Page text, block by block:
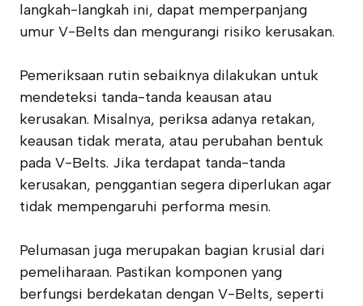
langkah-langkah ini, dapat memperpanjang
umur V-Belts dan mengurangi risiko kerusakan.
Pemeriksaan rutin sebaiknya dilakukan untuk
mendeteksi tanda-tanda keausan atau
kerusakan. Misalnya, periksa adanya retakan,
keausan tidak merata, atau perubahan bentuk
pada V-Belts. Jika terdapat tanda-tanda
kerusakan, penggantian segera diperlukan agar
tidak mempengaruhi performa mesin.
Pelumasan juga merupakan bagian krusial dari
pemeliharaan. Pastikan komponen yang
berfungsi berdekatan dengan V-Belts, seperti